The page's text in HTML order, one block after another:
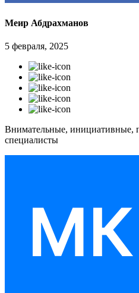
Меир Абдрахманов
5 февраля, 2025
Внимательные, инициативные,
специалисты